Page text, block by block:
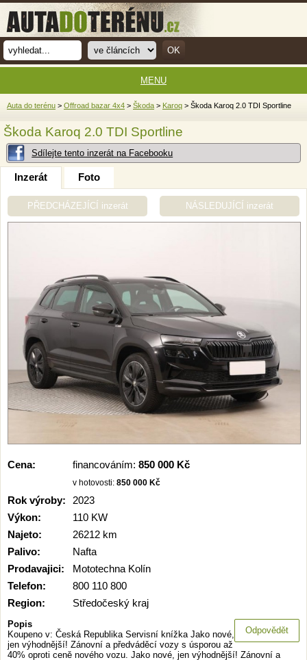
Auta do terénu > Offroad bazar 4x4 > Škoda > Karoq > Škoda Karoq 2.0 TDI Sportline
Škoda Karoq 2.0 TDI Sportline
Sdílejte tento inzerát na Facebooku
Inzerát Foto
PŘEDCHÁZEJÍCÍ inzerát NÁSLEDUJÍCÍ inzerát
Cena: financováním: 850 000 Kč
v hotovosti: 850 000 Kč
Rok výroby:
2023
Výkon:
110 KW
Najeto:
26212 km
Palivo:
Nafta
Prodavajici:
Mototechna Kolín
Telefon:
800 110 800
Region:
Středočeský kraj
Odpovědět
Popis
Koupeno v: Česká Republika Servisní knížka Jako nové,
jen výhodnější! Zánovní a předváděcí vozy s úsporou až
40% oproti ceně nového vozu. Jako nové, jen výhodnější! Zánovní a
MENU